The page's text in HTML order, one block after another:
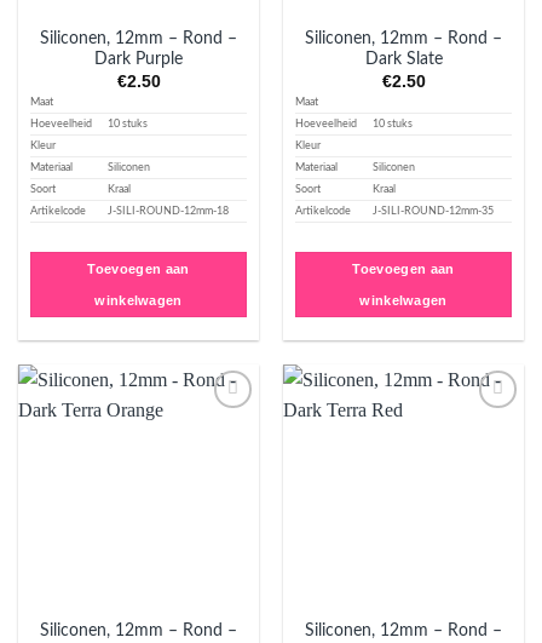
Siliconen, 12mm – Rond –
Dark Purple
€2.50
Maat
Hoeveelheid
10 stuks
Kleur
Materiaal
Siliconen
Soort
Kraal
Artikelcode
J-SILI-ROUND-12mm-18
Toevoegen aan
winkelwagen
Siliconen, 12mm – Rond –
Dark Slate
€2.50
Maat
Hoeveelheid
10 stuks
Kleur
Materiaal
Siliconen
Soort
Kraal
Artikelcode
J-SILI-ROUND-12mm-35
Toevoegen aan
winkelwagen
Siliconen, 12mm – Rond –
Siliconen, 12mm – Rond –